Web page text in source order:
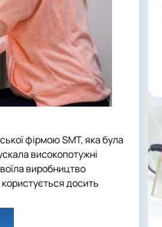
фірмою SMT, яка була
високопотужні
виробництво
користується досить